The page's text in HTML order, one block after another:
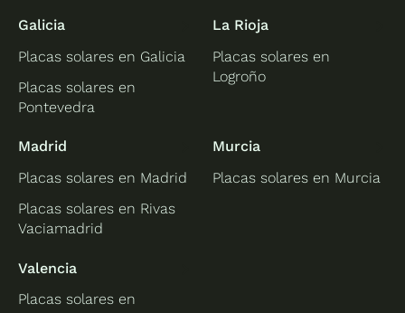
Galicia
Placas solares en Galicia
Placas solares en
Pontevedra
La Rioja
Placas solares en
Logroño
Madrid
Placas solares en Madrid
Placas solares en Rivas
Vaciamadrid
Murcia
Placas solares en Murcia
Valencia
Placas solares en